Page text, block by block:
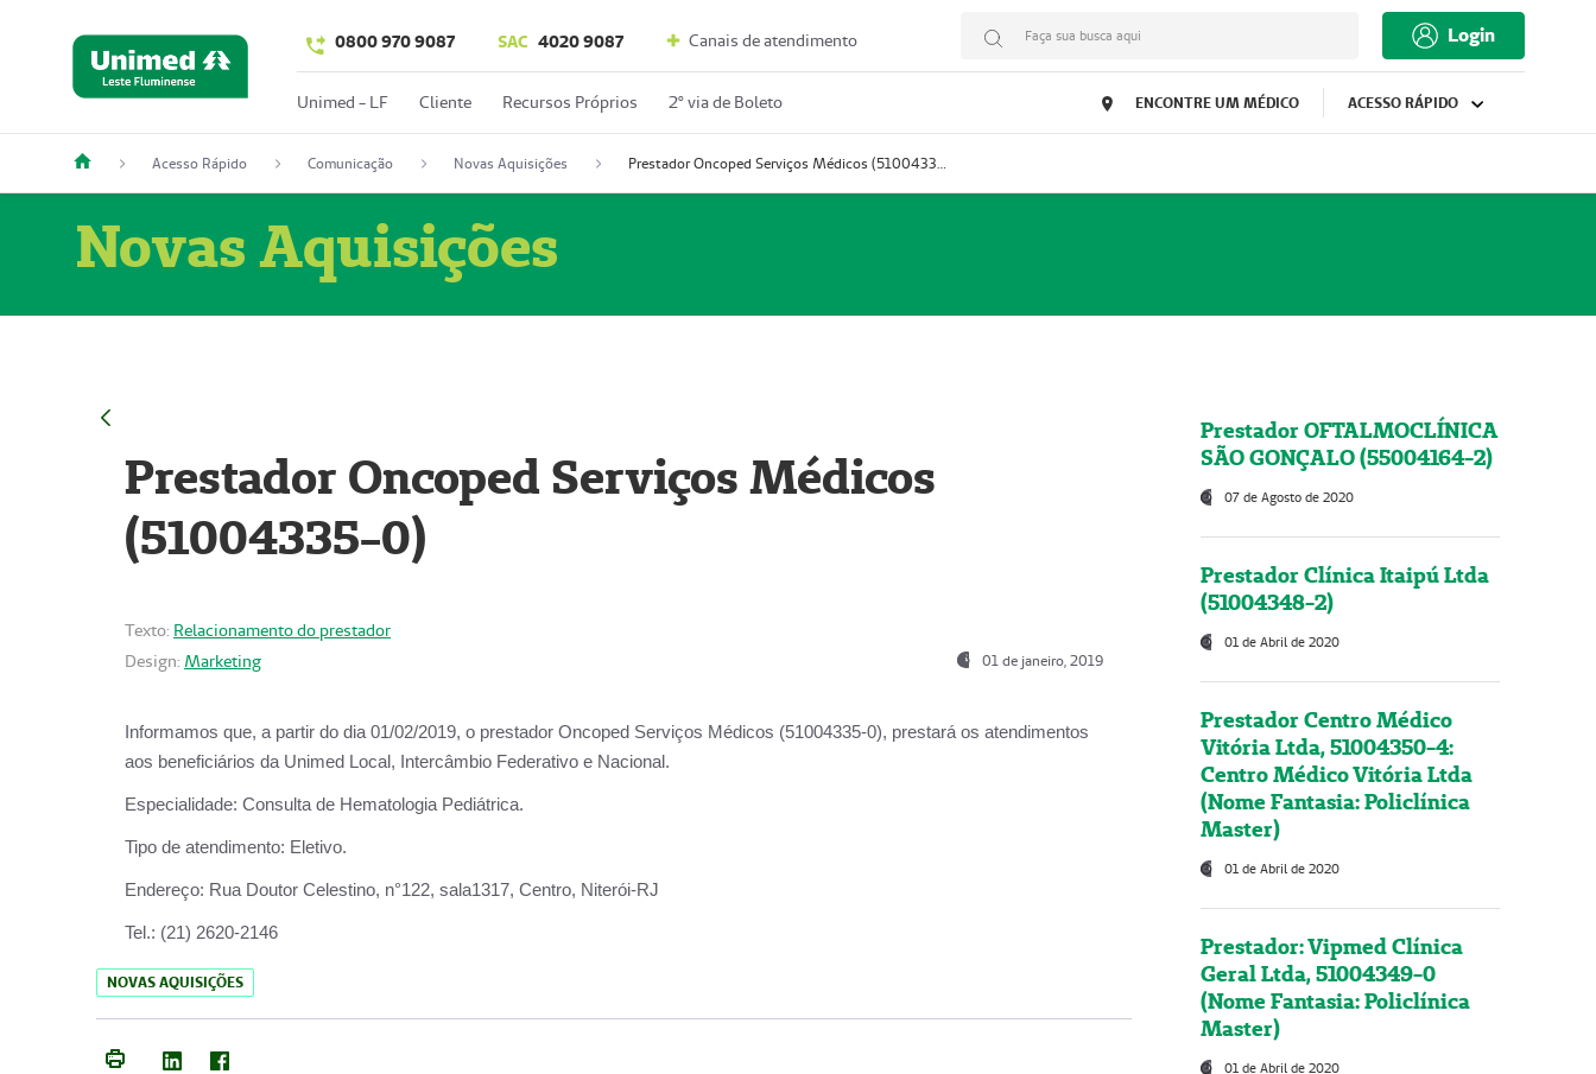
0800 970 9087 SAC 4020 9087 Canais de atendimento Faça sua busca aqui Login
Unimed - LF Cliente Recursos Próprios 2º via de Boleto ENCONTRE UM MÉDICO ACESSO RÁPIDO
Acesso Rápido Comunicação Novas Aquisições Prestador Oncoped Serviços Médicos (51004335-0)
Novas Aquisições
Prestador Oncoped Serviços Médicos
(51004335-0)
Texto: Relacionamento do prestador
Design: Marketing 01 de janeiro, 2019
Informamos que, a partir do dia 01/02/2019, o prestador Oncoped Serviços Médicos (51004335-0), prestará os atendimentos
aos beneficiários da Unimed Local, Intercâmbio Federativo e Nacional.
Especialidade: Consulta de Hematologia Pediátrica.
Tipo de atendimento: Eletivo.
Endereço: Rua Doutor Celestino, n°122, sala1317, Centro, Niterói-RJ
Tel.: (21) 2620-2146
NOVAS AQUISIÇÕES
Prestador OFTALMOCLÍNICA
SÃO GONÇALO (55004164-2)
07 de Agosto de 2020
Prestador Clínica Itaipú Ltda
(51004348-2)
01 de Abril de 2020
Prestador Centro Médico
Vitória Ltda, 51004350-4:
Centro Médico Vitória Ltda
(Nome Fantasia: Policlínica
Master)
01 de Abril de 2020
Prestador: Vipmed Clínica
Geral Ltda, 51004349-0
(Nome Fantasia: Policlínica
Master)
01 de Abril de 2020